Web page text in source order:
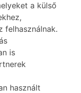
a külső
felhasználnak.
is
használt